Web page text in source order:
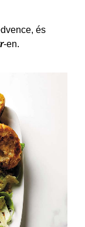
és
-en.